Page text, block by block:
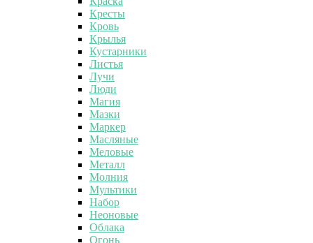
Кресты
Кровь
Крылья
Кустарники
Листья
Лучи
Люди
Магия
Мазки
Маркер
Масляные
Меловые
Металл
Молния
Мультики
Набор
Неоновые
Облака
Огонь